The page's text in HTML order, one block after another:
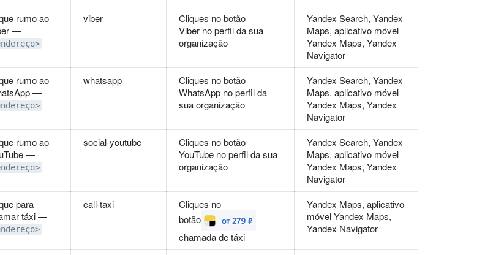
rumo ao
—
viber
Cliques no botão
Viber no perfil da sua
organização
Yandex Search, Yandex
Maps, aplicativo móvel
Yandex Maps, Yandex
Navigator
rumo ao
—
whatsapp
Cliques no botão
WhatsApp no perfil da
sua organização
Yandex Search, Yandex
Maps, aplicativo móvel
Yandex Maps, Yandex
Navigator
rumo ao
—
social-youtube
Cliques no botão
YouTube no perfil da sua
organização
Yandex Search, Yandex
Maps, aplicativo móvel
Yandex Maps, Yandex
Navigator
para
táxi —
call-taxi
Cliques no
botão
chamada de táxi
Yandex Maps, aplicativo
móvel Yandex Maps,
Yandex Navigator